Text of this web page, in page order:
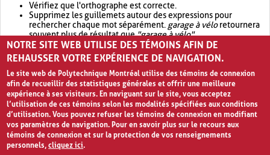
Vérifiez que l'orthographe est correcte.
Supprimez les guillemets autour des expressions pour
rechercher chaque mot séparément. garage à véloretournera
souvent plus de résultat que"garage à vélo".
Envisagez d'élargir votre recherche avec OR.garage OR vélo
retournera souvent plus de résultat quegarage à vélo
NOTRE SITE WEB UTILISE DES TÉMOINS AFIN DE
REHAUSSER VOTRE EXPÉRIENCE DE NAVIGATION.
Le site web de Polytechnique Montréal utilise des témoins de connexion
afin de recueillir des statistiques générales et offrir une meilleure
expérience à ses visiteurs. En naviguant sur le site, vous acceptez
l’utilisation de ces témoins selon les modalités spécifiées aux conditions
d’utilisation. Vous pouvez refuser les témoins de connexion en modifiant
vos paramètres de navigation. Pour en savoir plus sur le recours aux
témoins de connexion et sur la protection de vos renseignements
personnels,cliquez ici.